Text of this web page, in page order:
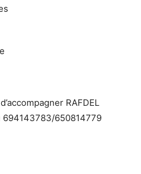
RAFDEL
694143783/650814779